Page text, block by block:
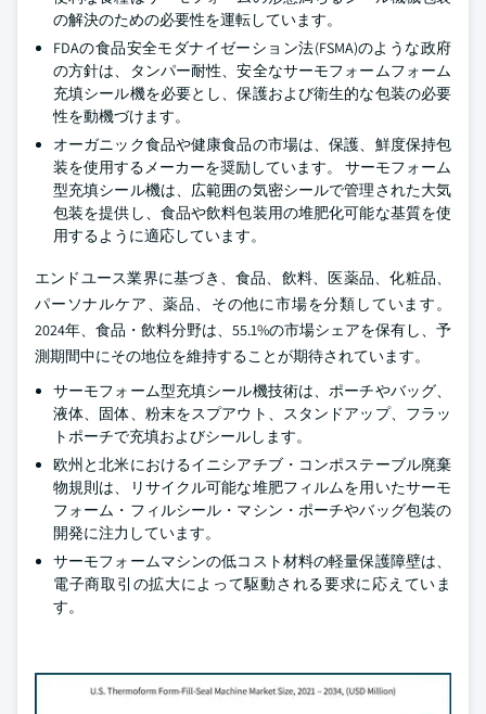
の解決のための必要性を運転しています。
FDAの食品安全モダナイゼーション法(FSMA)のような政府
の方針は、タンパー耐性、安全なサーモフォームフォーム
充填シール機を必要とし、保護および衛生的な包装の必要
性を動機づけます。
オーガニック食品や健康食品の市場は、保護、鮮度保持包
装を使用するメーカーを奨励しています。 サーモフォーム
型充填シール機は、広範囲の気密シールで管理された大気
包装を提供し、食品や飲料包装用の堆肥化可能な基質を使
用するように適応しています。
エンドユース業界に基づき、食品、飲料、医薬品、化粧品、
パーソナルケア、薬品、その他に市場を分類しています。
2024年、食品・飲料分野は、55.1%の市場シェアを保有し、予
測期間中にその地位を維持することが期待されています。
サーモフォーム型充填シール機技術は、ポーチやバッグ、
液体、固体、粉末をスプアウト、スタンドアップ、フラッ
トポーチで充填およびシールします。
欧州と北米におけるイニシアチブ・コンポステーブル廃棄
物規則は、リサイクル可能な堆肥フィルムを用いたサーモ
フォーム・フィルシール・マシン・ポーチやバッグ包装の
開発に注力しています。
サーモフォームマシンの低コスト材料の軽量保護障壁は、
電子商取引の拡大によって駆動される要求に応えていま
す。